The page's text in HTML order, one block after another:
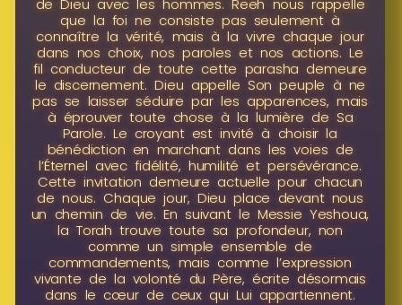
que la foi ne consiste pas seulement à
connaître la vérité, mais à la vivre chaque jour
dans nos choix, nos paroles et nos actions. Le
fil conducteur de toute cette parasha demeure
le discernement. Dieu appelle Son peuple à ne
pas se laisser séduire par les apparences, mais
à éprouver toute chose à la lumière de Sa
Parole. Le croyant est invité à choisir la
bénédiction en marchant dans les voies de
l’Éternel avec fidélité, humilité et persévérance.
Cette invitation demeure actuelle pour chacun
de nous. Chaque jour, Dieu place devant nous
un chemin de vie. En suivant le Messie Yeshoua,
la Torah trouve toute sa profondeur, non
comme un simple ensemble de
commandements, mais comme l’expression
vivante de la volonté du Père, écrite désormais
dans le cœur de ceux qui Lui appartiennent.